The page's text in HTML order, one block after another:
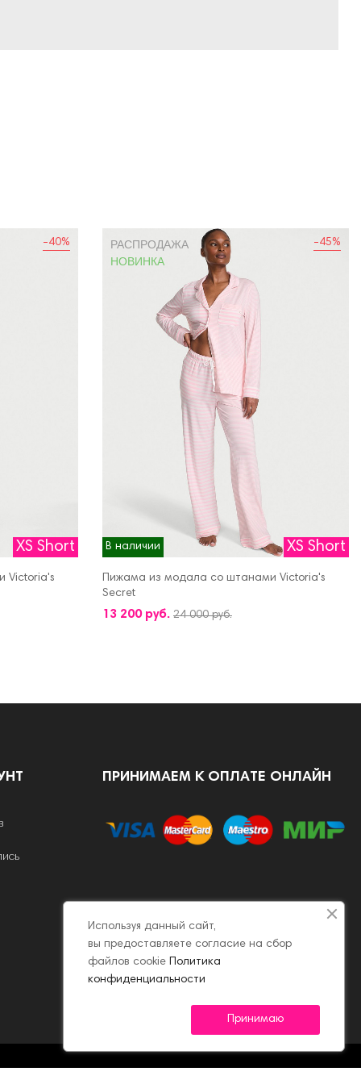
-40%
XS Short
Victoria's
-45%
РАСПРОДАЖА
НОВИНКА
В наличии XS Short
Пижама из модала со штанами Victoria's
Secret
13 200 руб. 24 000 руб.
ПРИНИМАЕМ К ОПЛАТЕ ОНЛАЙН
Используя данный сайт,
вы предоставляете согласие на сбор
файлов cookie Политика
конфиденциальности
Принимаю